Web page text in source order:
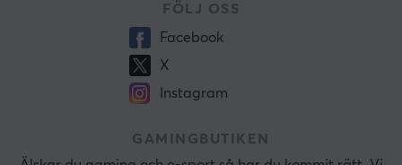
FÖLJ OSS
Facebook
X
Instagram
GAMINGBUTIKEN